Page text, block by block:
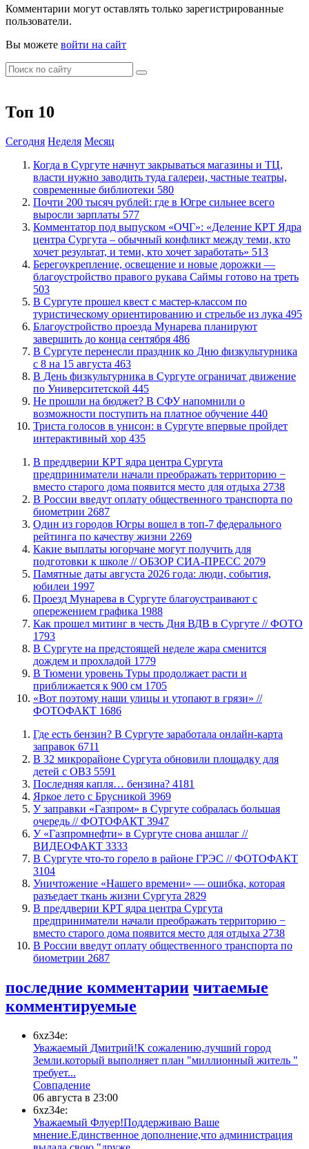
Комментарии могут оставлять только зарегистрированные
пользователи.
Вы можете войти на сайт
Топ 10
Сегодня Неделя Месяц
​Когда в Сургуте начнут закрываться магазины и ТЦ,
власти нужно заводить туда галереи, частные театры,
современные библиотеки 580
​Почти 200 тысяч рублей: где в Югре сильнее всего
выросли зарплаты 577
​Комментатор под выпуском «ОЧГ»: «Деление КРТ Ядра
центра Сургута – обычный конфликт между теми, кто
хочет результат, и теми, кто хочет заработать» 513
Берегоукрепление, освещение и новые дорожки —
благоустройство правого рукава Саймы готово на треть
503
В Сургуте прошел квест с мастер-классом по
туристическому ориентированию и стрельбе из лука 495
Благоустройство проезда Мунарева планируют
завершить до конца сентября 486
​В Сургуте перенесли праздник ко Дню физкультурника
с 8 на 15 августа 463
​В День физкультурника в Сургуте ограничат движение
по Университетской 445
Не прошли на бюджет? В СФУ напомнили о
возможности поступить на платное обучение 440
​Триста голосов в унисон: в Сургуте впервые пройдет
интерактивный хор 435
​В преддверии КРТ ядра центра Сургута
предприниматели начали преображать территорию −
вместо старого дома появится место для отдыха 2738
В России введут оплату общественного транспорта по
биометрии 2687
Один из городов Югры вошел в топ-7 федерального
рейтинга по качеству жизни 2269
Какие выплаты югорчане могут получить для
подготовки к школе // ОБЗОР СИА-ПРЕСС 2079
​Памятные даты августа 2026 года: люди, события,
юбилеи 1997
​Проезд Мунарева в Сургуте благоустраивают с
опережением графика 1988
Как прошел митинг в честь Дня ВДВ в Сургуте // ФОТО
1793
В Сургуте на предстоящей неделе жара сменится
дождем и прохладой 1779
В Тюмени уровень Туры продолжает расти и
приближается к 900 см 1705
«Вот поэтому наши улицы и утопают в грязи» //
ФОТОФАКТ 1686
​Где есть бензин? В Сургуте заработала онлайн-карта
заправок 6711
В 32 микрорайоне Сургута обновили площадку для
детей с ОВЗ 5591
​Последняя капля… бензина? 4181
Яркое лето с Брусникой 3969
​У заправки «Газпром» в Сургуте собралась большая
очередь // ФОТОФАКТ 3947
У «Газпромнефти» в Сургуте снова аншлаг //
ВИДЕОФАКТ 3333
​В Сургуте что-то горело в районе ГРЭС // ФОТОФАКТ
3104
​Уничтожение «Нашего времени» — ошибка, которая
разъедает ткань жизни Сургута 2829
​В преддверии КРТ ядра центра Сургута
предприниматели начали преображать территорию −
вместо старого дома появится место для отдыха 2738
В России введут оплату общественного транспорта по
биометрии 2687
последние комментарии читаемые
комментируемые
6xz34e:
Уважаемый Дмитрий!К сожалению,лучший город
Земли.который выполняет план "миллионный житель "
требует...
​Совпадение
06 августа в 23:00
6xz34e:
Уважаемый Флуер!Поддерживаю Ваше
мнение.Единственное дополнение,что администрация